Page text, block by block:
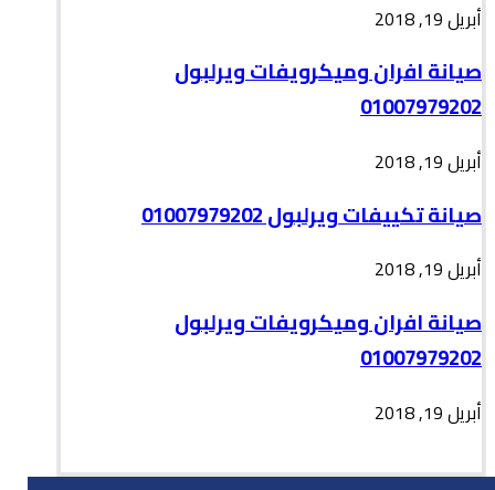
أبريل 19, 2018
صيانة افران وميكرويفات ويرلبول
01007979202
أبريل 19, 2018
صيانة تكييفات ويرلبول 01007979202
أبريل 19, 2018
صيانة افران وميكرويفات ويرلبول
01007979202
أبريل 19, 2018